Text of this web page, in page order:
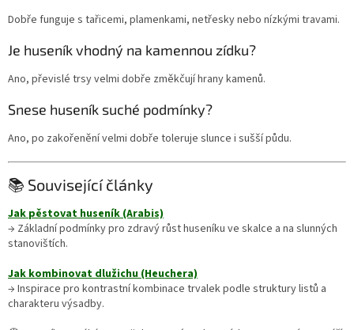
Dobře funguje s tařicemi, plamenkami, netřesky nebo nízkými travami.
Je huseník vhodný na kamennou zídku?
Ano, převislé trsy velmi dobře změkčují hrany kamenů.
Snese huseník suché podmínky?
Ano, po zakořenění velmi dobře toleruje slunce i sušší půdu.
📚 Související články
Jak pěstovat huseník (Arabis)
→ Základní podmínky pro zdravý růst huseníku ve skalce a na slunných
stanovištích.
Jak kombinovat dlužichu (Heuchera)
→ Inspirace pro kontrastní kombinace trvalek podle struktury listů a
charakteru výsadby.